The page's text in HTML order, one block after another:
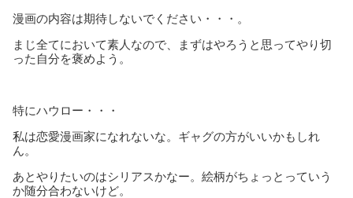
漫画の内容は期待しないでください・・・。
まじ全てにおいて素人なので、まずはやろうと思ってやり切
った自分を褒めよう。
特にハウロー・・・
私は恋愛漫画家になれないな。ギャグの方がいいかもしれ
ん。
あとやりたいのはシリアスかなー。絵柄がちょっとっていう
か随分合わないけど。